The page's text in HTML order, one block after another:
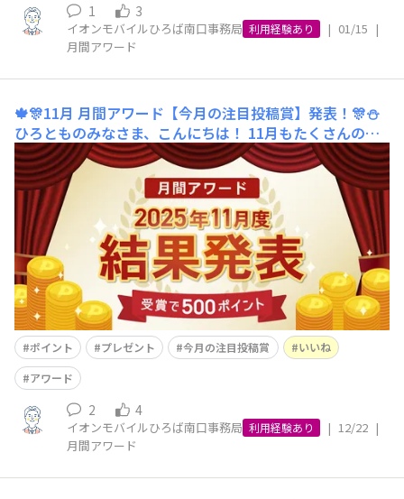
1 3
イオンモバイルひろば南口事務局 利用経験あり | 01/15 |
月間アワード
🍁🎊11月 月間アワード【今月の注目投稿賞】発表！🎊⛄️
ひろとものみなさま、こんにちは！ 11月もたくさんのご
投稿をいただき、本当にありがとうございました！ 本格
的な冬の足音が聞こえ始めた今日この頃ですが、みなさま
から寄せられた素敵な投稿を、今月もひろばスタッフ一
同、毎日楽しみに拝見していました！心温まるメッセージ
や、秋らしい風景を共
ポイント プレゼント 今月の注目投稿賞
いいね
アワード
2 4
イオンモバイルひろば南口事務局 利用経験あり | 12/22 |
月間アワード